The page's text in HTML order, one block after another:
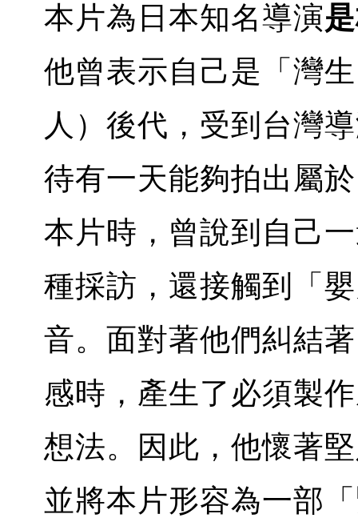
本片為日本知名導演
他曾表示自己是「灣
人）後代，受到台灣
待有一天能夠拍出屬
本片時，曾說到自己
種採訪，還接觸到「
音。面對著他們糾結
感時，產生了必須製
想法。因此，他懷著
並將本片形容為一部